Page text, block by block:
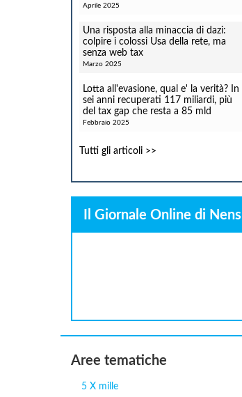
Aprile 2025
Una risposta alla minaccia di dazi:
colpire i colossi Usa della rete, ma
senza web tax
Marzo 2025
Lotta all'evasione, qual e' la verità? In
sei anni recuperati 117 miliardi, più
del tax gap che resta a 85 mld
Febbraio 2025
Tutti gli articoli >>
Il Giornale Online di Nens
Aree tematiche
5 X mille